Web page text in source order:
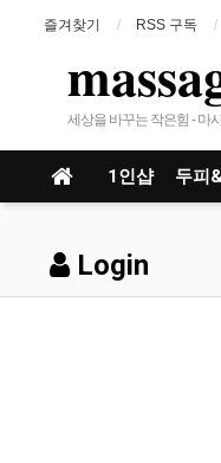
즐겨찾기 RSS 구독
세상을 바꾸는 작은힘 - 마
1인샵 두피
Login